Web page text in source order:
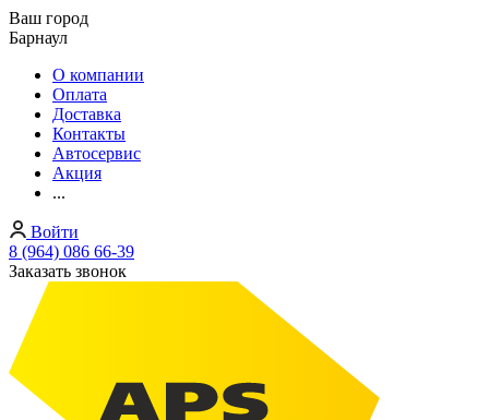
Ваш город
Барнаул
О компании
Оплата
Доставка
Контакты
Автосервис
Акция
...
Войти
8 (964) 086 66-39
Заказать звонок